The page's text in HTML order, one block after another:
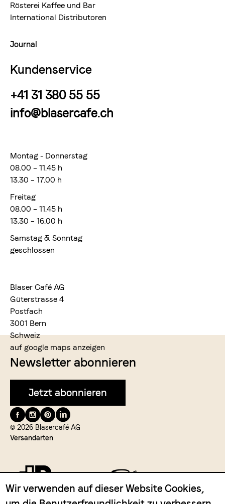
Rösterei Kaffee und Bar
International Distributoren
Journal
Kundenservice
+41 31 380 55 55
info@blasercafe.ch
Montag - Donnerstag
08.00 – 11.45 h
13.30 – 17.00 h
Freitag
08.00 – 11.45 h
13.30 – 16.00 h
Samstag & Sonntag
geschlossen
Blaser Café AG
Güterstrasse 4
Postfach
3001 Bern
Schweiz
auf google maps anzeigen
Newsletter abonnieren
Jetzt abonnieren
Folge
uns
auf
© 2026 Blasercafé AG
Versandarten
Wir verwenden auf dieser Website Cookies,